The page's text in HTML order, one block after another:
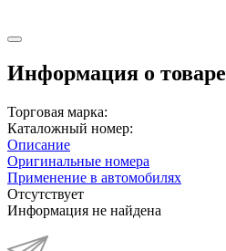
Информация о товаре
Торговая марка:
Каталожный номер:
Описание
Оригинальные номера
Применение в автомобилях
Отсутствует
Информация не найдена